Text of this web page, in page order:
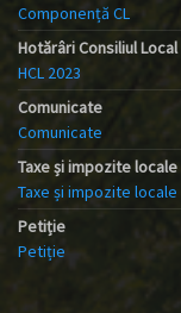
Componență CL
Hotărâri Consiliul
HCL 2023
Comunicate
Comunicate
Taxe și impozite locale
Taxe și impozite locale
Petiție
Petiție